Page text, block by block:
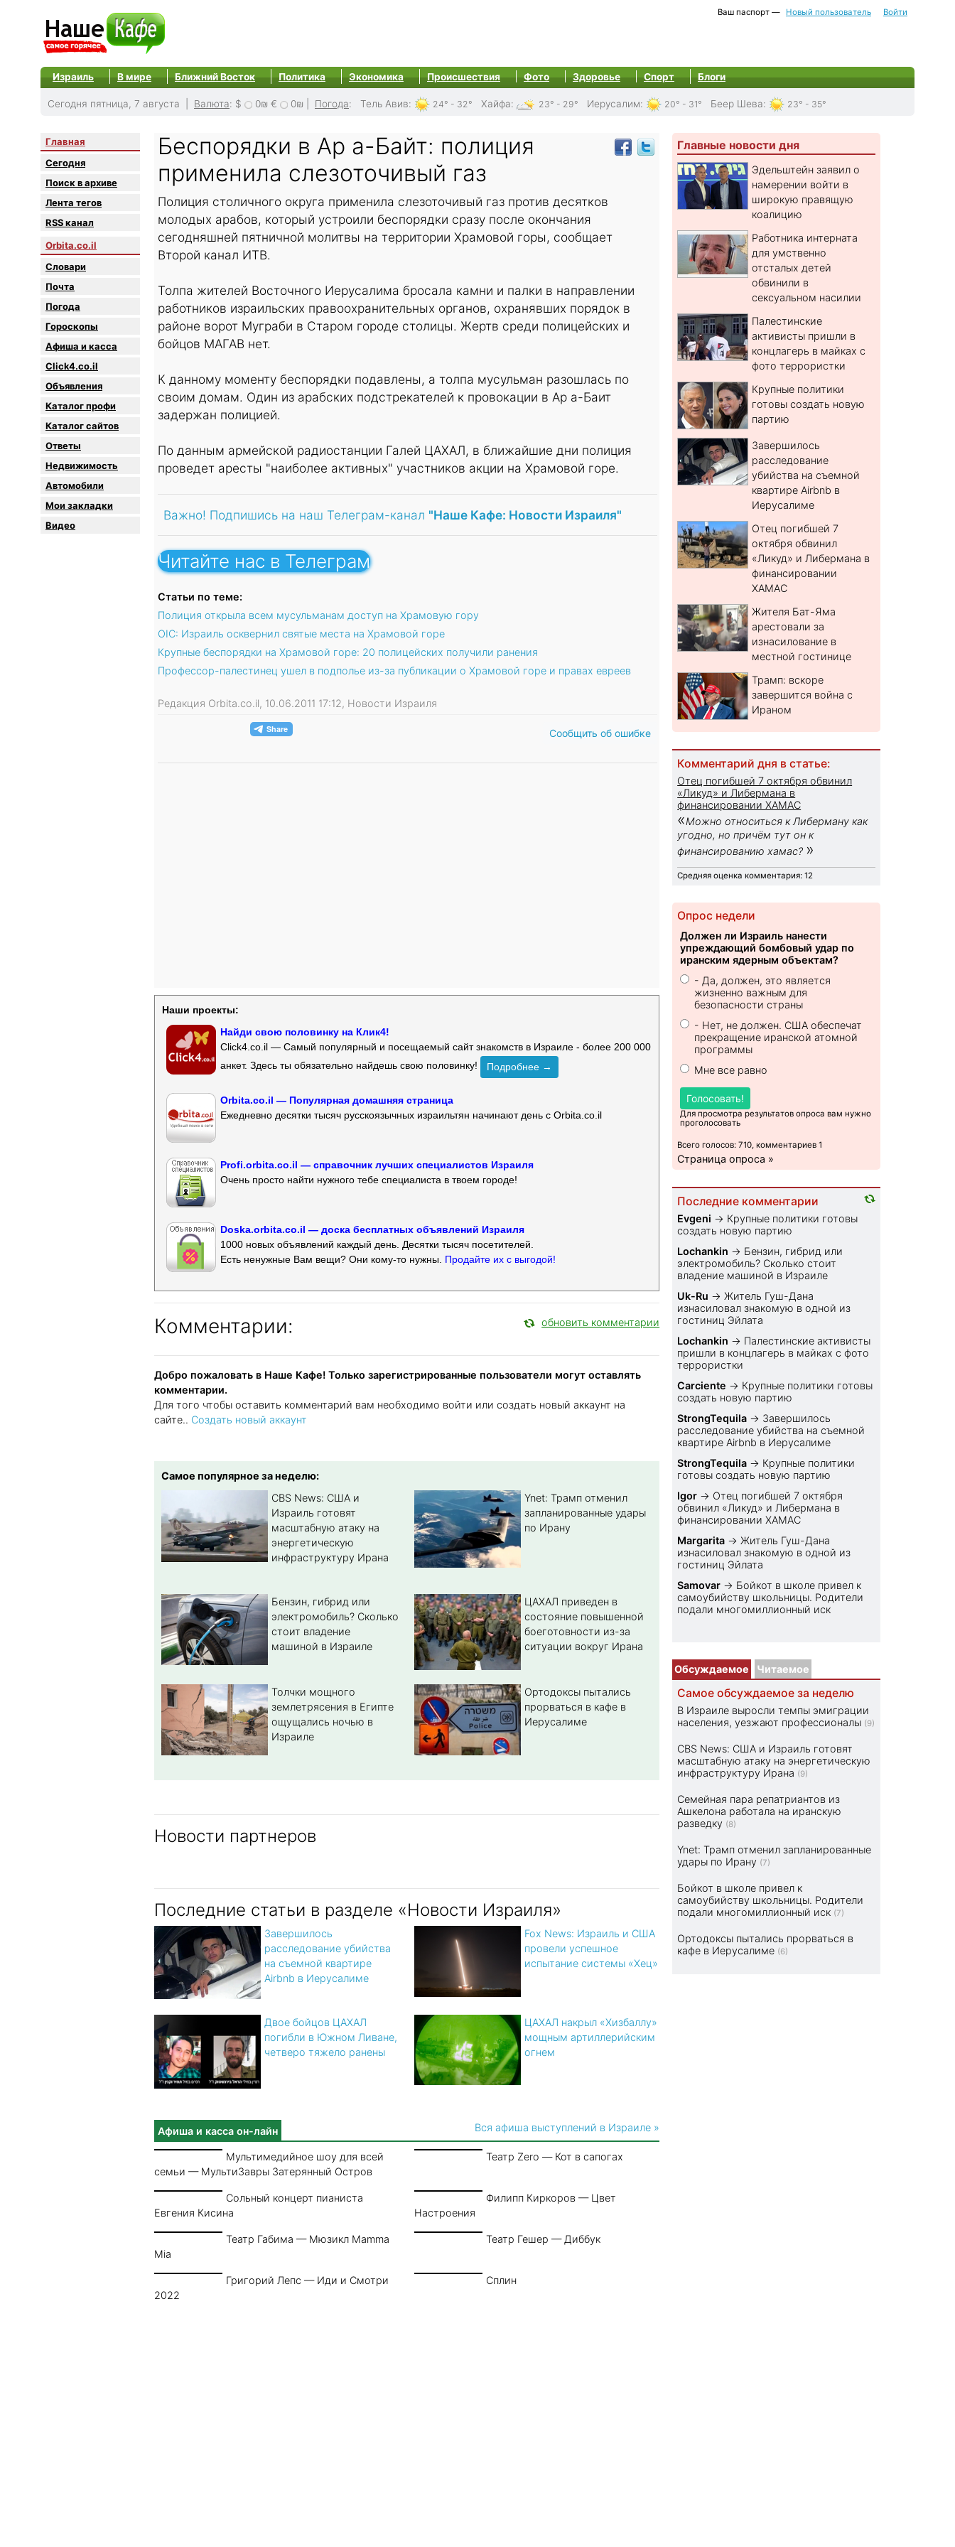
Ваш паспорт — Новый пользователь Войти
Израиль В мире Ближний Восток Политика Экономика Происшествия Фото Здоровье Спорт Блоги
Сегодня пятница, 7 августа | Валюта: $ 0₪ € 0₪ Погода: Тель Авив: 24° - 32° Хайфа: 23° - 29° Иерусалим: 20° - 31° Беер Шева: 23° - 35°
Главная
Сегодня
Поиск в архиве
Лента тегов
RSS канал
Orbita.co.il
Словари
Почта
Погода
Гороскопы
Афиша и касса
Click4.co.il
Объявления
Каталог профи
Каталог сайтов
Oтветы
Недвижимость
Автомобили
Мои закладки
Видео
Беспорядки в Ар а-Байт: полиция
применила слезоточивый газ
Полиция столичного округа применила слезоточивый газ против десятков
молодых арабов, который устроили беспорядки сразу после окончания
сегодняшней пятничной молитвы на территории Храмовой горы, сообщает
Второй канал ИТВ.
Толпа жителей Восточного Иерусалима бросала камни и палки в направлении
работников израильских правоохранительных органов, охранявших порядок в
районе ворот Муграби в Старом городе столицы. Жертв среди полицейских и
бойцов МАГАВ нет.
К данному моменту беспорядки подавлены, а толпа мусульман разошлась по
своим домам. Один из арабских подстрекателей к провокации в Ар а-Баит
задержан полицией.
По данным армейской радиостанции Галей ЦАХАЛ, в ближайшие дни полиция
проведет аресты "наиболее активных" участников акции на Храмовой горе.
Важно! Подпишись на наш Телеграм-канал "Наше Кафе: Новости Израиля"
Читайте нас в Телеграм
Статьи по теме:
Полиция открыла всем мусульманам доступ на Храмовую гору
OIC: Израиль осквернил святые места на Храмовой горе
Крупные беспорядки на Храмовой горе: 20 полицейских получили ранения
Профессор-палестинец ушел в подполье из-за публикации о Храмовой горе и правах евреев
Редакция Orbita.co.il, 10.06.2011 17:12, Новости Израиля
Сообщить об ошибке
Наши проекты:
Найди свою половинку на Клик4!
Click4.co.il — Самый популярный и посещаемый сайт знакомств в Израиле - более 200 000
анкет. Здесь ты обязательно найдешь свою половинку!
Подробнее →
Orbita.co.il — Популярная домашняя страница
Ежедневно десятки тысяч русскоязычных израильтян начинают день с Orbita.co.il
Profi.orbita.co.il — справочник лучших специалистов Израиля
Очень просто найти нужного тебе специалиста в твоем городе!
Doska.orbita.co.il — доска бесплатных объявлений Израиля
1000 новых объявлений каждый день. Десятки тысяч посетителей.
Есть ненужные Вам вещи? Они кому-то нужны. Продайте их с выгодой!
Комментарии: обновить комментарии
Добро пожаловать в Наше Кафе! Только зарегистрированные пользователи могут оставлять
комментарии.
Для того чтобы оставить комментарий вам необходимо войти или создать новый аккаунт на
сайте.. Создать новый аккаунт
Самое популярное за неделю:
CBS News: США и
Израиль готовят
масштабную атаку на
энергетическую
инфраструктуру Ирана
Ynet: Трамп отменил
запланированные удары
по Ирану
Бензин, гибрид или
электромобиль? Cколько
стоит владение
машиной в Израиле
ЦАХАЛ приведен в
состояние повышенной
боеготовности из-за
ситуации вокруг Ирана
Толчки мощного
землетрясения в Египте
ощущались ночью в
Израиле
Ортодоксы пытались
прорваться в кафе в
Иерусалиме
Новости партнеров
Последние статьи в разделе «Новости Израиля»
Завершилось
расследование убийства
на съемной квартире
Airbnb в Иерусалиме
Fox News: Израиль и США
провели успешное
испытание системы «Хец»
Двое бойцов ЦАХАЛ
погибли в Южном Ливане,
четверо тяжело ранены
ЦАХАЛ накрыл «Хизбаллу»
мощным артиллерийским
огнем
Афиша и касса он-лайн Вся афиша выступлений в Израиле »
Мультимедийное шоу для всей
семьи — МультиЗавры Затерянный Остров
Театр Zero — Кот в сапогах
Сольный концерт пианиста
Евгения Кисина
Филипп Киркоров — Цвет
Настроения
Театр Габима — Мюзикл Mamma
Mia
Театр Гешер — Диббук
Григорий Лепс — Иди и Смотри
2022
Сплин
Главные новости дня
Эдельштейн заявил о
намерении войти в
широкую правящую
коалицию
Работника интерната
для умственно
отсталых детей
обвинили в
сексуальном насилии
Палестинские
активисты пришли в
концлагерь в майках с
фото террористки
Крупные политики
готовы создать новую
партию
Завершилось
расследование
убийства на съемной
квартире Airbnb в
Иерусалиме
Отец погибшей 7
октября обвинил
«Ликуд» и Либермана в
финансировании
ХАМАС
Жителя Бат-Яма
арестовали за
изнасилование в
местной гостинице
Трамп: вскоре
завершится война с
Ираном
Комментарий дня в статье:
Отец погибшей 7 октября обвинил
«Ликуд» и Либермана в
финансировании ХАМАС
«Можно относиться к Либерману как
угодно, но причём тут он к
финансированию хамас? »
Средняя оценка комментария: 12
Опрос недели
Должен ли Израиль нанести
упреждающий бомбовый удар по
иранским ядерным объектам?
- Да, должен, это является
жизненно важным для
безопасности страны
- Нет, не должен. США обеспечат
прекращение иранской атомной
программы
Мне все равно
Голосовать!
Для просмотра результатов опроса вам нужно
проголосовать
Всего голосов: 710, комментариев 1
Страница опроса »
Последние комментарии
Evgeni → Крупные политики готовы
создать новую партию
Lochankin → Бензин, гибрид или
электромобиль? Cколько стоит
владение машиной в Израиле
Uk-Ru → Житель Гуш-Дана
изнасиловал знакомую в одной из
гостиниц Эйлата
Lochankin → Палестинские активисты
пришли в концлагерь в майках с фото
террористки
Carciente → Крупные политики готовы
создать новую партию
StrongTequila → Завершилось
расследование убийства на съемной
квартире Airbnb в Иерусалиме
StrongTequila → Крупные политики
готовы создать новую партию
Igor → Отец погибшей 7 октября
обвинил «Ликуд» и Либермана в
финансировании ХАМАС
Margarita → Житель Гуш-Дана
изнасиловал знакомую в одной из
гостиниц Эйлата
Samovar → Бойкот в школе привел к
самоубийству школьницы. Родители
подали многомиллионный иск
Обсуждаемое Читаемое
Самое обсуждаемое за неделю
В Израиле выросли темпы эмиграции
населения, уезжают профессионалы (9)
CBS News: США и Израиль готовят
масштабную атаку на энергетическую
инфраструктуру Ирана (9)
Семейная пара репатриантов из
Ашкелона работала на иранскую
разведку (8)
Ynet: Трамп отменил запланированные
удары по Ирану (7)
Бойкот в школе привел к
самоубийству школьницы. Родители
подали многомиллионный иск (7)
Ортодоксы пытались прорваться в
кафе в Иерусалиме (6)